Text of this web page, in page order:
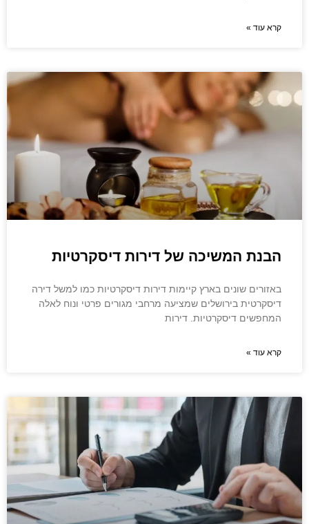
קרא עוד »
הבנת המשיכה של דירות דיסקרטיות
באזורים שונים בארץ קיימות דירות דיסקרטיות כמו למשל דירה
דיסקרטית בירושלים שמציעה מרחבי מגורים פרטי ונוח לאלה
המחפשים דיסקרטיות. דירות
קרא עוד »